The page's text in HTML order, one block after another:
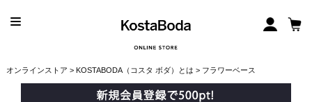
オンラインストア > KOSTABODA（コスタ ボダ）とは > フラワーベース